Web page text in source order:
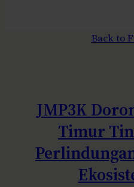
Back to
JMP3K
Timur